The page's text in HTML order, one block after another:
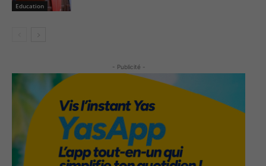
Education
- Publicité -